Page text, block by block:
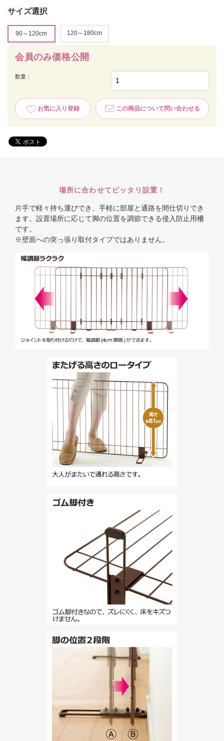
会員のみ価格公開
数量：
お気に入り登録 この商品について問い合わせる
サイズ選択
90～120cm 120～180cm
場所に合わせてピッタリ設置！
片手で軽々持ち運びでき、手軽に部屋と通路を間仕切りでき
ます。設置場所に応じて脚の位置を調節できる侵入防止用柵
です。
※壁面への突っ張り取付タイプではありません。